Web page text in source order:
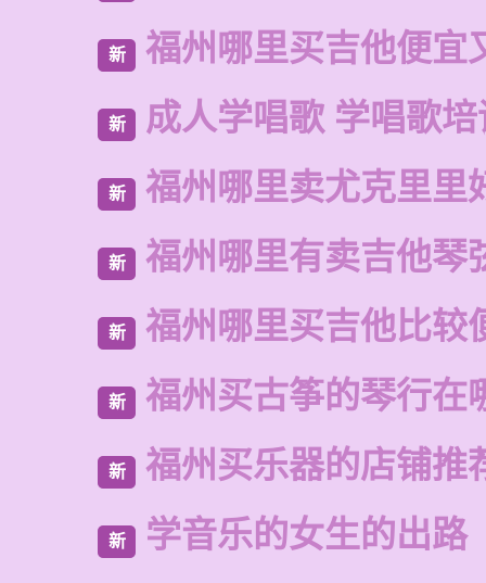
新 福州哪里买吉他便宜
新 成人学唱歌 学唱歌培
新 福州哪里卖尤克里里
新 福州哪里有卖吉他琴
新 福州哪里买吉他比较
新 福州买古筝的琴行在
新 福州买乐器的店铺推
新 学音乐的女生的出路